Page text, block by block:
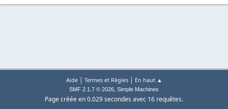
Aide| Termes et Règles| En haut ▲
SMF 2.1.7 © 2026, Simple Machines
Page créée en 0.029 secondes avec 16 requêtes.